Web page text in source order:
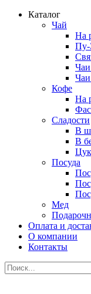
Каталог
Чай
На
Кофе
На
Сладости
В
В
Посуда
Мед
Оплата и
О компании
Контакты
Искать: